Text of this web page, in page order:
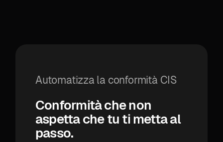
Automatizza la conformità CIS
Conformità che non
aspetta che tu ti metta al
passo.